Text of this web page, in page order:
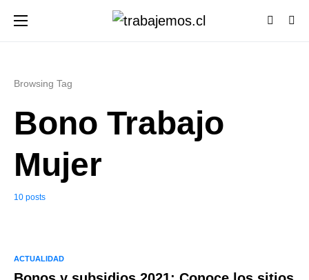
Browsing Tag
Bono Trabajo
Mujer
10 posts
ACTUALIDAD